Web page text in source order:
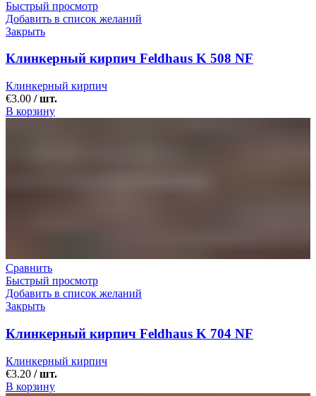
Быстрый просмотр
Добавить в список желаний
Закрыть
Клинкерный кирпич Feldhaus K 508 NF
Клинкерный кирпич
€3.00 / шт.
В корзину
Сравнить
Быстрый просмотр
Добавить в список желаний
Закрыть
Клинкерный кирпич Feldhaus K 704 NF
Клинкерный кирпич
€3.20 / шт.
В корзину